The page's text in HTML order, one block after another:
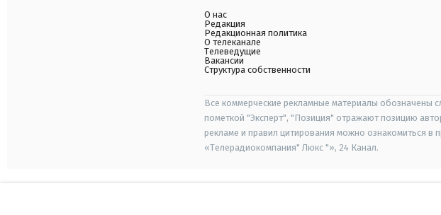
О нас
Редакция
Редакционная политика
О телеканале
Телеведущие
Вакансии
Структура собственности
Все коммерческие рекламные материалы обозначены
пометкой "Эксперт", "Позиция" отражают позицию
рекламе и правил цитирования можно ознакомиться
«Телерадиокомпания" Люкс "», 24 Канал.